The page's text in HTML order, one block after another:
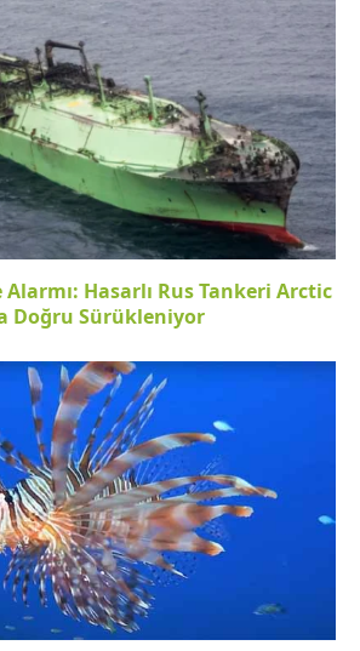
Alarmı: Hasarlı Rus Tankeri Arctic
Doğru Sürükleniyor